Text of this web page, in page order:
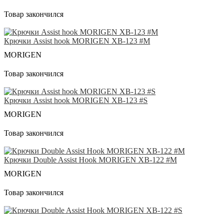
Товар закончился
Крючки Аssist hook MORIGEN XB-123 #M
MORIGEN
Товар закончился
Крючки Аssist hook MORIGEN XB-123 #S
MORIGEN
Товар закончился
Крючки Double Assist Hook MORIGEN XB-122 #M
MORIGEN
Товар закончился